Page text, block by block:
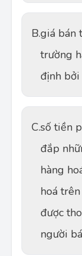
B.giá bán
trường
định
C.số tiền
đắp
hàng
hoá
được
người